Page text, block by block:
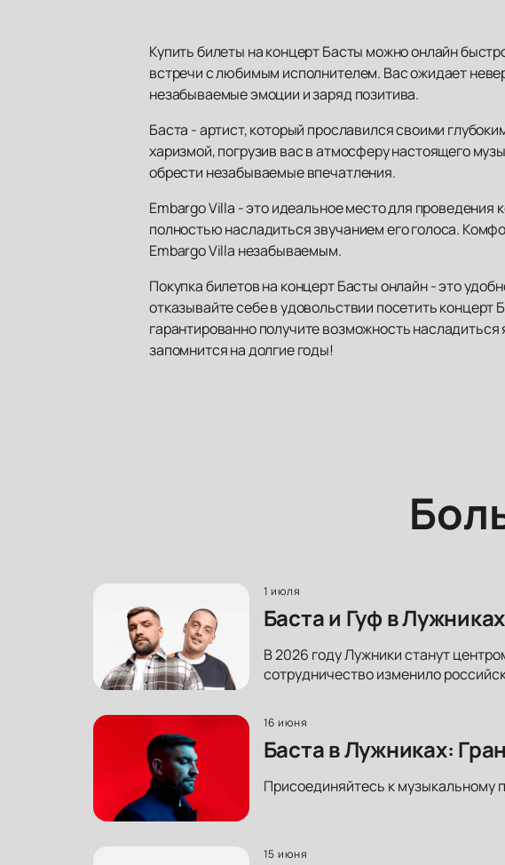
Купить билеты на концерт Басты можно онлайн
встречи с любимым исполнителем. Вас ожидает
незабываемые эмоции и заряд позитива.
Баста - артист, который прославился своими
харизмой, погрузив вас в атмосферу настоящего
обрести незабываемые впечатления.
Embargo Villa - это идеальное место для проведения
полностью насладиться звучанием его голоса.
Embargo Villa незабываемым.
Покупка билетов на концерт Басты онлайн - это
отказывайте себе в удовольствии посетить концерт
гарантированно получите возможность
запомнится на долгие годы!
1 июля
Баста и Гуф в
В 2026 году Лужники станут
сотрудничество изменило
16 июня
Баста в Лужниках:
Присоединяйтесь к музыкальному
15 июня